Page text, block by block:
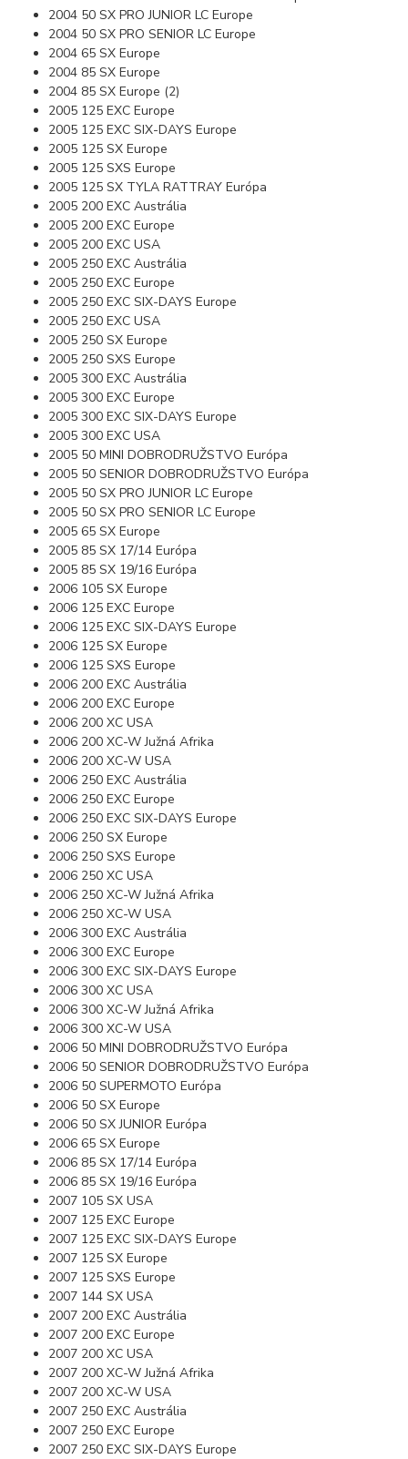
2004 50 SX PRO JUNIOR LC Europe
2004 50 SX PRO SENIOR LC Europe
2004 65 SX Europe
2004 85 SX Europe
2004 85 SX Europe (2)
2005 125 EXC Europe
2005 125 EXC SIX-DAYS Europe
2005 125 SX Europe
2005 125 SXS Europe
2005 125 SX TYLA RATTRAY Európa
2005 200 EXC Austrália
2005 200 EXC Europe
2005 200 EXC USA
2005 250 EXC Austrália
2005 250 EXC Europe
2005 250 EXC SIX-DAYS Europe
2005 250 EXC USA
2005 250 SX Europe
2005 250 SXS Europe
2005 300 EXC Austrália
2005 300 EXC Europe
2005 300 EXC SIX-DAYS Europe
2005 300 EXC USA
2005 50 MINI DOBRODRUŽSTVO Európa
2005 50 SENIOR DOBRODRUŽSTVO Európa
2005 50 SX PRO JUNIOR LC Europe
2005 50 SX PRO SENIOR LC Europe
2005 65 SX Europe
2005 85 SX 17/14 Európa
2005 85 SX 19/16 Európa
2006 105 SX Europe
2006 125 EXC Europe
2006 125 EXC SIX-DAYS Europe
2006 125 SX Europe
2006 125 SXS Europe
2006 200 EXC Austrália
2006 200 EXC Europe
2006 200 XC USA
2006 200 XC-W Južná Afrika
2006 200 XC-W USA
2006 250 EXC Austrália
2006 250 EXC Europe
2006 250 EXC SIX-DAYS Europe
2006 250 SX Europe
2006 250 SXS Europe
2006 250 XC USA
2006 250 XC-W Južná Afrika
2006 250 XC-W USA
2006 300 EXC Austrália
2006 300 EXC Europe
2006 300 EXC SIX-DAYS Europe
2006 300 XC USA
2006 300 XC-W Južná Afrika
2006 300 XC-W USA
2006 50 MINI DOBRODRUŽSTVO Európa
2006 50 SENIOR DOBRODRUŽSTVO Európa
2006 50 SUPERMOTO Európa
2006 50 SX Europe
2006 50 SX JUNIOR Európa
2006 65 SX Europe
2006 85 SX 17/14 Európa
2006 85 SX 19/16 Európa
2007 105 SX USA
2007 125 EXC Europe
2007 125 EXC SIX-DAYS Europe
2007 125 SX Europe
2007 125 SXS Europe
2007 144 SX USA
2007 200 EXC Austrália
2007 200 EXC Europe
2007 200 XC USA
2007 200 XC-W Južná Afrika
2007 200 XC-W USA
2007 250 EXC Austrália
2007 250 EXC Europe
2007 250 EXC SIX-DAYS Europe